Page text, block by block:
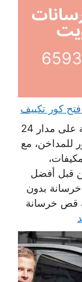
خدمات شركة قص خرسانة الكويت متاحة على مدار 24
للمداخن، مع
قبل أفضل
بدون
قص خرسانة